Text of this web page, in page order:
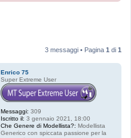
3 messaggi • Pagina 1 di 1
Enrico 75
Super Extreme User
Messaggi: 309
Iscritto il: 3 gennaio 2021, 18:00
Che Genere di Modellista?: Modellista
Generico con spiccata passione per la